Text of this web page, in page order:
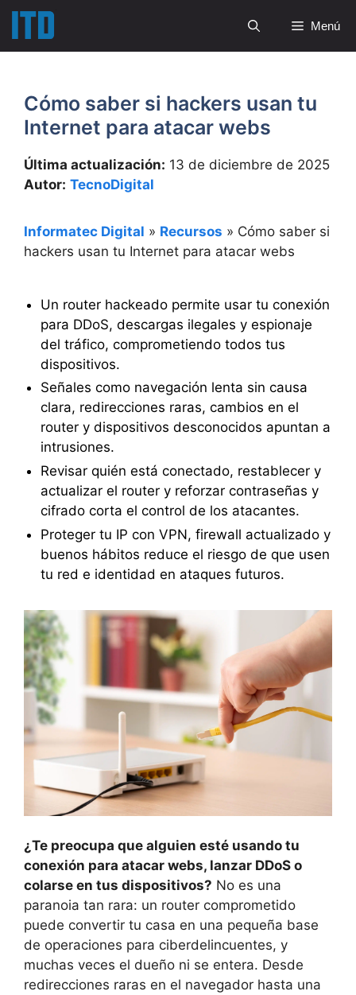
Saltar
contenido
Menú
Cómo saber si hackers usan tu
Internet para atacar webs
Última actualización: 13 de diciembre de 2025
Autor: TecnoDigital
Informatec Digital » Recursos » Cómo saber si
hackers usan tu Internet para atacar webs
Un router hackeado permite usar tu conexión
para DDoS, descargas ilegales y espionaje
del tráfico, comprometiendo todos tus
dispositivos.
Señales como navegación lenta sin causa
clara, redirecciones raras, cambios en el
router y dispositivos desconocidos apuntan a
intrusiones.
Revisar quién está conectado, restablecer y
actualizar el router y reforzar contraseñas y
cifrado corta el control de los atacantes.
Proteger tu IP con VPN, firewall actualizado y
buenos hábitos reduce el riesgo de que usen
tu red e identidad en ataques futuros.
¿Te preocupa que alguien esté usando tu
conexión para atacar webs, lanzar DDoS o
colarse en tus dispositivos? No es una
paranoia tan rara: un router comprometido
puede convertir tu casa en una pequeña base
de operaciones para ciberdelincuentes, y
muchas veces el dueño ni se entera. Desde
redirecciones raras en el navegador hasta una